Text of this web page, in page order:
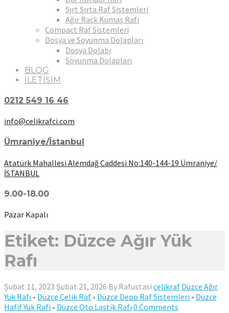
Sırt Sırta Raf Sistemleri
Ağır Rack Kumaş Rafı
Compact Raf Sistemleri
Dosya ve Soyunma Dolapları
Dosya Dolabı
Soyunma Dolapları
BLOG
İLETİŞİM
0212 549 16 46
info@celikrafci.com
Ümraniye/İstanbul
Atatürk Mahallesi Alemdağ Caddesi No:140-144-19 Ümraniye/
İSTANBUL
9.00-18.00
Pazar Kapalı
Etiket: Düzce Ağır Yük
Rafı
Şubat 11, 2023 Şubat 21, 2026 By Rafustasi celikraf Düzce Ağır
Yük Rafı • Düzce Çelik Raf • Düzce Depo Raf Sistemleri • Düzce
Hafif Yük Rafi • Düzce Oto Lastik Rafı 0 Comments